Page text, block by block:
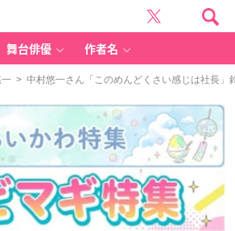
舞台俳優 作者名
> 中村悠一さん「このめんどくさい感じは社長」